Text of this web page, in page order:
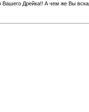
Дрейка!! А чем же Вы